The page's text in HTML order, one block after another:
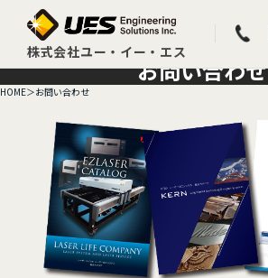
お問い合わせ
HOME お問い合わせ